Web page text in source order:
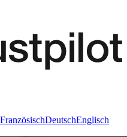
FranzösischDeutschEnglisch